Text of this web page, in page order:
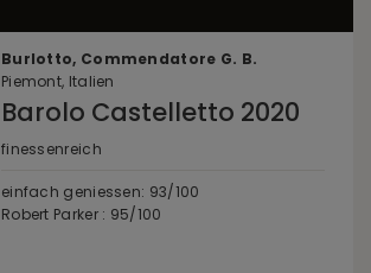
Burlotto, Commendatore G. B.
Piemont, Italien
Barolo Castelletto 2020
finessenreich
einfach geniessen: 93/100
Robert Parker : 95/100